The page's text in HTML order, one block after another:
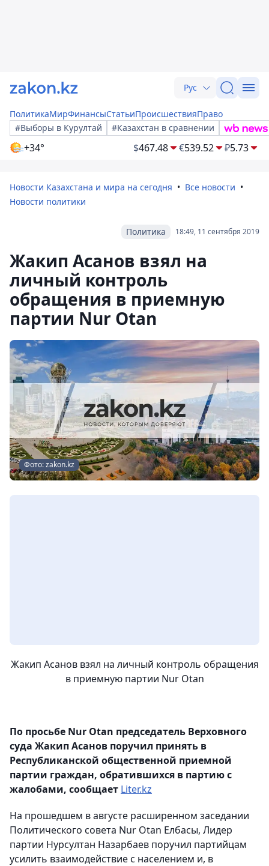
Рус
ПолитикаМирФинансыСтатьиПроисшествияПраво
#Выборы в Курултай
#Казахстан в сравнении
+34° $467.48 €539.52 ₽5.73
Новости Казахстана и мира на сегодня
Все новости
Новости политики
18:49, 11 сентября 2019
Политика
Жакип Асанов взял на
личный контроль
обращения в приемную
партии Nur Otan
Фото: zakon.kz
Жакип Асанов взял на личный контроль обращения
в приемную партии Nur Otan
По просьбе Nur Otan председатель Верховного
суда Жакип Асанов поручил принять в
Республиканской общественной приемной
партии граждан, обратившихся в партию с
жалобами, сообщает Liter.kz
На прошедшем в августе расширенном заседании
Политического совета Nur Otan Елбасы, Лидер
партии Нурсултан Назарбаев поручил партийцам
усилить взаимодействие с населением и, в